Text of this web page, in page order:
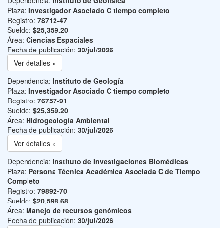
Plaza: Investigador Asociado C tiempo completo
Registro: 78712-47
Sueldo: $25,359.20
Área: Ciencias Espaciales
Fecha de publicación: 30/jul/2026
Ver detalles »
Dependencia: Instituto de Geología
Plaza: Investigador Asociado C tiempo completo
Registro: 76757-91
Sueldo: $25,359.20
Área: Hidrogeología Ambiental
Fecha de publicación: 30/jul/2026
Ver detalles »
Dependencia: Instituto de Investigaciones Biomédicas
Plaza: Persona Técnica Académica Asociada C de Tiempo
Completo
Registro: 79892-70
Sueldo: $20,598.68
Área: Manejo de recursos genómicos
Fecha de publicación: 30/jul/2026